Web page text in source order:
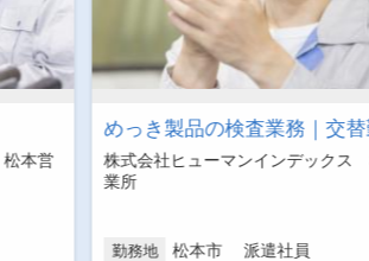
本営
めっき製品の検査業務｜交
株式会社ヒューマンインデックス
業所
勤務地 松本市 派遣社員